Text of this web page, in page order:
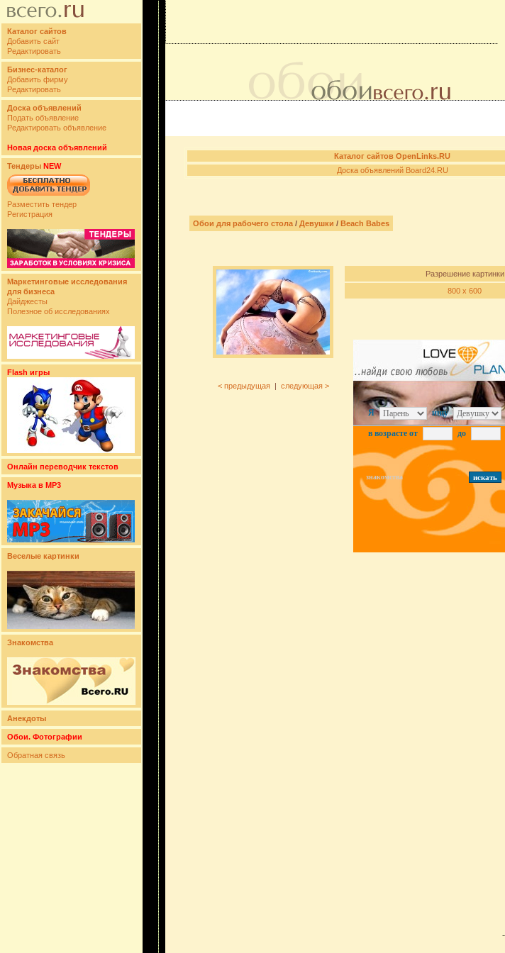
Каталог сайтов
Добавить сайт
Редактировать
Бизнес-каталог
Добавить фирму
Редактировать
Доска объявлений
Подать объявление
Редактировать объявление
Новая доска объявлений
Тендеры NEW
Разместить тендер
Регистрация
Маркетинговые исследования
для бизнеса
Дайджесты
Полезное об исследованиях
Flash игры
Онлайн переводчик текстов
Музыка в MP3
Веселые картинки
Знакомства
Анекдоты
Обои. Фотографии
Обратная связь
Каталог сайтов OpenLinks.RU
Доска объявлений Board24.RU
Обои для рабочего стола / Девушки / Beach Babes
< предыдущая| следующая >
Разрешение картинки
800 x 600
Я ищу
в возрасте от до
знакомства